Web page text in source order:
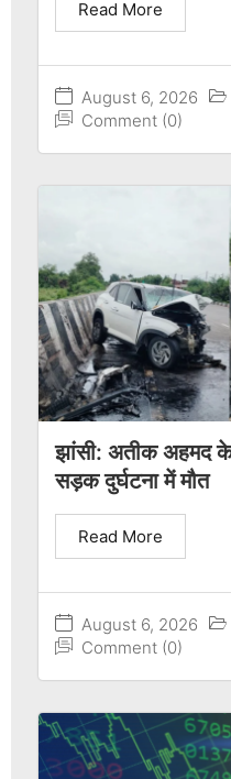
August 6, 2026
Comment (0)
Read More
झांसी: अतीक अहमद
सड़क दुर्घटना में मौत
August 6, 2026
Comment (0)
Read More